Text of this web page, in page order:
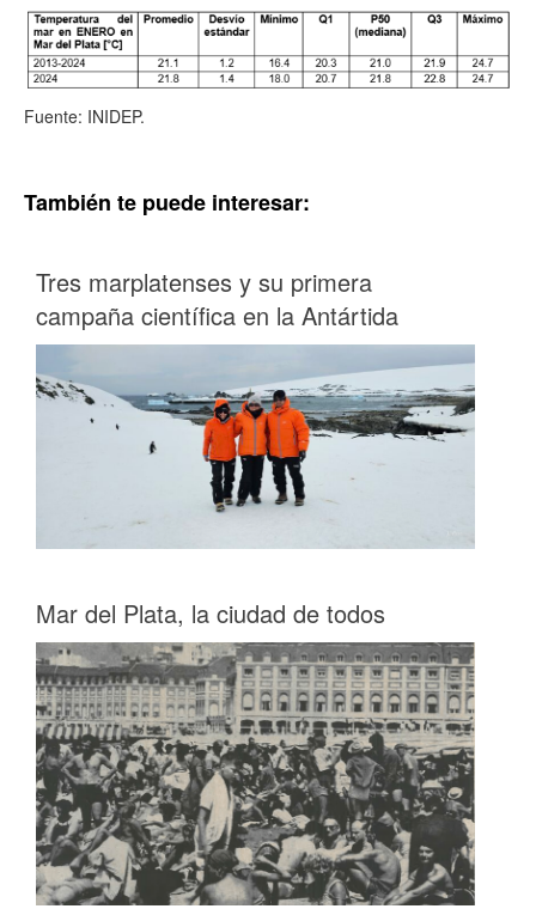
Fuente: INIDEP.
También te puede interesar:
Tres marplatenses y su primera
campaña científica en la Antártida
Mar del Plata, la ciudad de todos